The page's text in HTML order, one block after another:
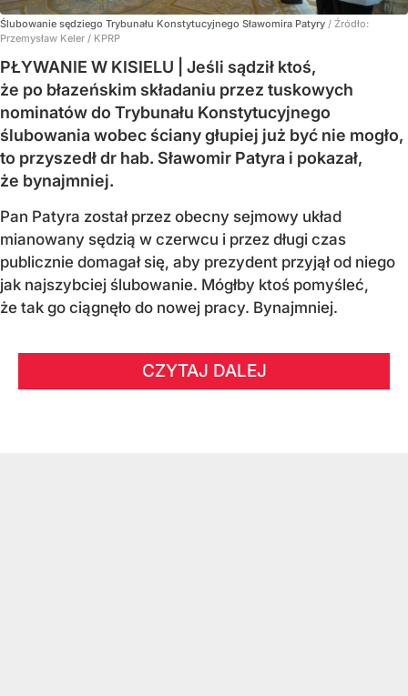
Ślubowanie sędziego Trybunału Konstytucyjnego Sławomira Patyry / Źródło:
Przemysław Keler / KPRP
PŁYWANIE W KISIELU | Jeśli sądził ktoś,
że po błazeńskim składaniu przez tuskowych
nominatów do Trybunału Konstytucyjnego
ślubowania wobec ściany głupiej już być nie mogło,
to przyszedł dr hab. Sławomir Patyra i pokazał,
że bynajmniej.
Pan Patyra został przez obecny sejmowy układ
mianowany sędzią w czerwcu i przez długi czas
publicznie domagał się, aby prezydent przyjął od niego
jak najszybciej ślubowanie. Mógłby ktoś pomyśleć,
że tak go ciągnęło do nowej pracy. Bynajmniej.
CZYTAJ DALEJ